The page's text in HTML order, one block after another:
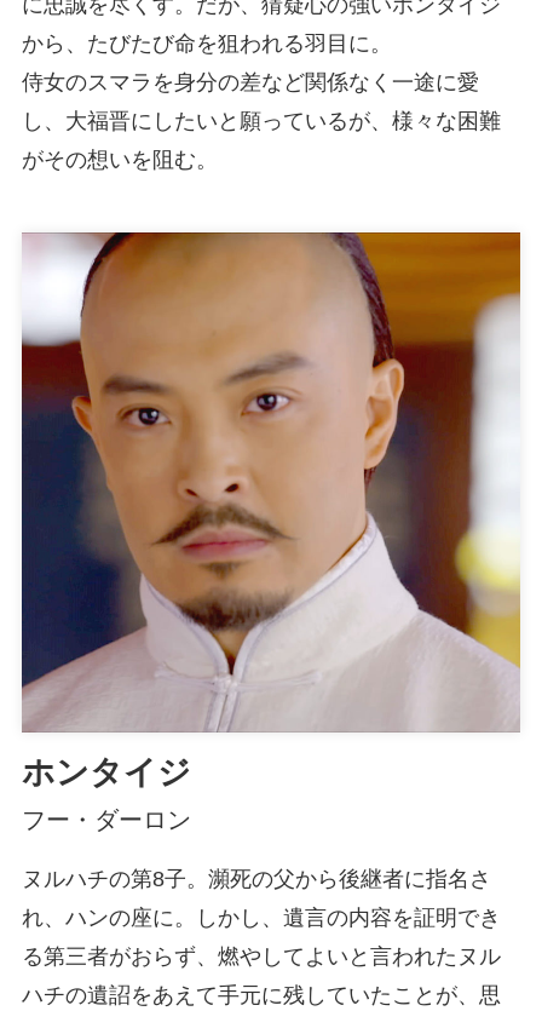
から、たびたび命を狙われる羽目に。
侍女のスマラを身分の差など関係なく一途に愛
し、大福晋にしたいと願っているが、様々な困難
がその想いを阻む。
ホンタイジ
フー・ダーロン
ヌルハチの第8子。瀕死の父から後継者に指名さ
れ、ハンの座に。しかし、遺言の内容を証明でき
る第三者がおらず、燃やしてよいと言われたヌル
ハチの遺詔をあえて手元に残していたことが、思